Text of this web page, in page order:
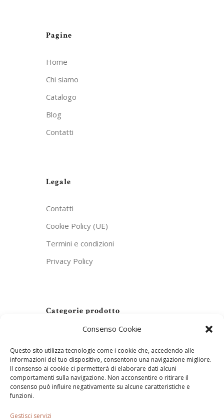
Consenso Cookie
Questo sito utilizza tecnologie come i cookie che, accedendo alle
informazioni del tuo dispositivo, consentono una navigazione migliore.
Il consenso ai cookie ci permetterà di elaborare dati alcuni
comportamenti sulla navigazione. Non acconsentire o ritirare il
consenso può influire negativamente su alcune caratteristiche e
funzioni.
Gestisci servizi
Pagine
Home
Chi siamo
Catalogo
Blog
Contatti
Legale
Contatti
Cookie Policy (UE)
Termini e condizioni
Privacy Policy
Categorie prodotto
Linea Artemide (12)
Linea Estia (8)
Linea Persefone (14)